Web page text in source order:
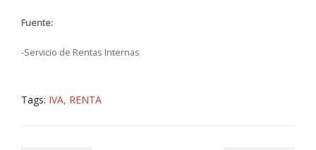
Fuente:
-Servicio de Rentas Internas
Tags: IVA, RENTA